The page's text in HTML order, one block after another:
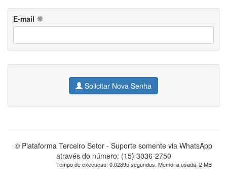
E-mail
Solicitar Nova Senha
© Plataforma Terceiro Setor - Suporte somente via WhatsApp
através do número: (15) 3036-2750
Tempo de execução: 0.02895 segundos. Memória usada: 2 MB